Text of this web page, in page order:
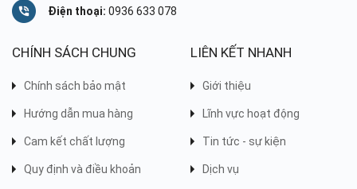
Điện thoại: 0936 633 078
CHÍNH SÁCH CHUNG
Chính sách bảo mật
Hướng dẫn mua hàng
Cam kết chất lượng
Quy định và điều khoản
LIÊN KẾT NHANH
Giới thiệu
Lĩnh vực hoạt động
Tin tức - sự kiện
Dịch vụ